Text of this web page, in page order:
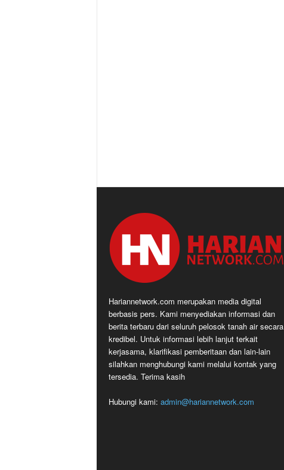
Hariannetwork.com merupakan media digital
berbasis pers. Kami menyediakan informasi dan
berita terbaru dari seluruh pelosok tanah air secara
kredibel. Untuk informasi lebih lanjut terkait
kerjasama, klarifikasi pemberitaan dan lain-lain
silahkan menghubungi kami melalui kontak yang
tersedia. Terima kasih
Hubungi kami: admin@hariannetwork.com